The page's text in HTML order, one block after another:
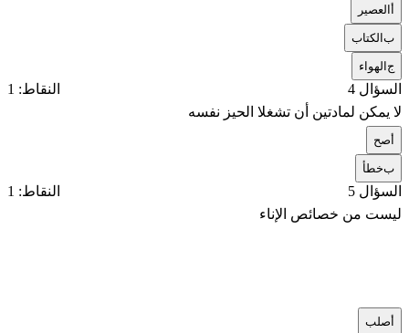
العصير
بالكتاب
جالهواء
السؤال 4
النقاط: 1
لا يمكن لمادتين أن تشغلا الحيز نفسه
صح
بخطأ
السؤال 5
النقاط: 1
ليست من خصائص الإناء
صلب